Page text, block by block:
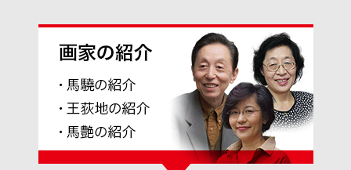
作品紹介
国内外の論評
MAKYO美術館
MAKYO美術館TOP
MAKYO美術館について
開催展覧情報
貸し画廊のご案内